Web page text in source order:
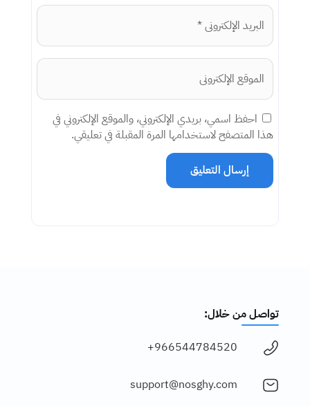
احفظ اسمي، بريدي الإلكتروني، والموقع الإلكتروني في
هذا المتصفح لاستخدامها المرة المقبلة في تعليقي.
إرسال التعليق
تواصل من خلال:
966544784520+
support@nosghy.com